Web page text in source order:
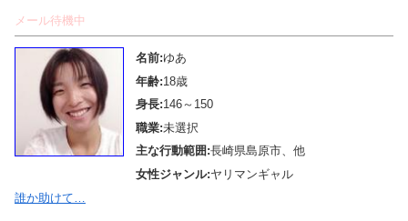
メール待機中
名前:ゆあ
年齢:18歳
身長:146～150
職業:未選択
主な行動範囲:長崎県島原市、他
女性ジャンル:ヤリマンギャル
誰か助けて…